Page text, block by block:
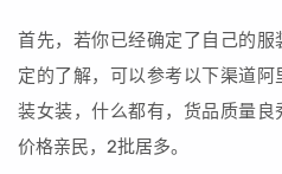
首先，若你已经确定了自己的
定的了解，可以参考以下渠道
装女装，什么都有，货品质量良
价格亲民，2批居多。